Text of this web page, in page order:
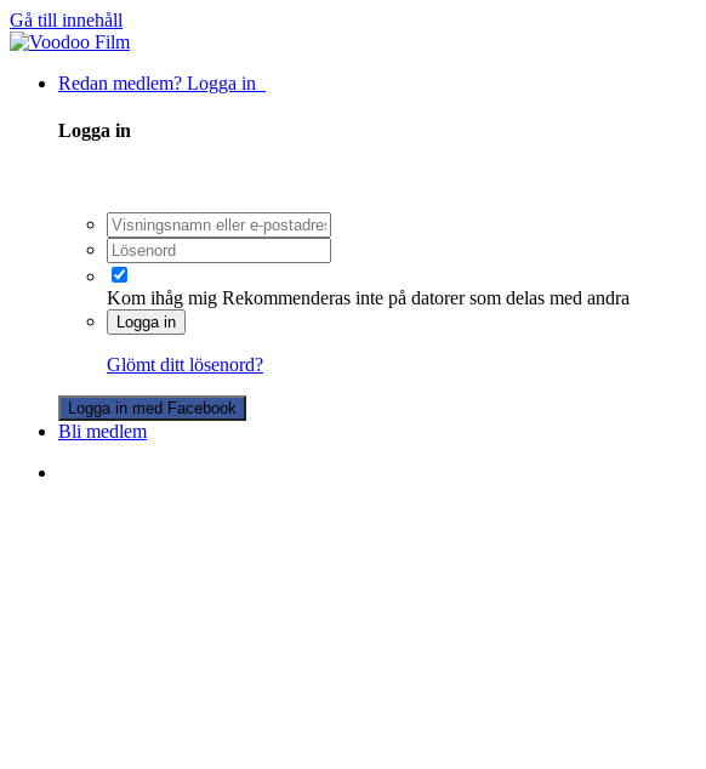
Gå till innehåll
Redan medlem? Logga in
Logga in
Kom ihåg mig Rekommenderas inte på datorer som delas med andra
Logga in
Glömt ditt lösenord?
Logga in med Facebook
Bli medlem